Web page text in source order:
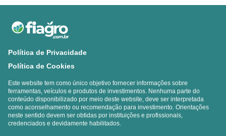
Política de Privacidade
Política de Cookies
Este website tem como único objetivo fornecer informações sobre
ferramentas, veículos e produtos de investimentos. Nenhuma parte do
conteúdo disponibilizado por meio deste website, deve ser interpretada
como aconselhamento ou recomendação para investimento. Orientações
neste sentido devem ser obtidas por instituições e profissionais,
credenciados e devidamente habilitados.